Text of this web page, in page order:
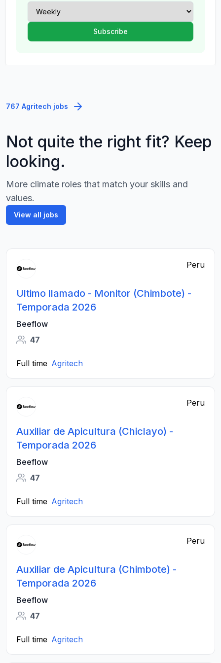
767 Agritech jobs
Not quite the right fit? Keep
looking.
More climate roles that match your skills and
values.
View all jobs
Peru
Ultimo llamado - Monitor (Chimbote) -
Temporada 2026
Beeflow
47
Full time Agritech
Peru
Auxiliar de Apicultura (Chiclayo) -
Temporada 2026
Beeflow
47
Full time Agritech
Peru
Auxiliar de Apicultura (Chimbote) -
Temporada 2026
Beeflow
47
Full time Agritech